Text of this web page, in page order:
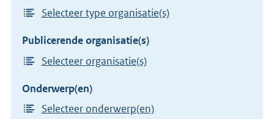
Selecteer type organisatie(s)
Publicerende organisatie(s)
Selecteer organisatie(s)
Onderwerp(en)
Selecteer onderwerp(en)